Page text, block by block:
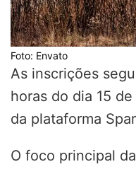
Foto: Envato
As inscrições
horas do dia 15
da plataforma
O foco principal